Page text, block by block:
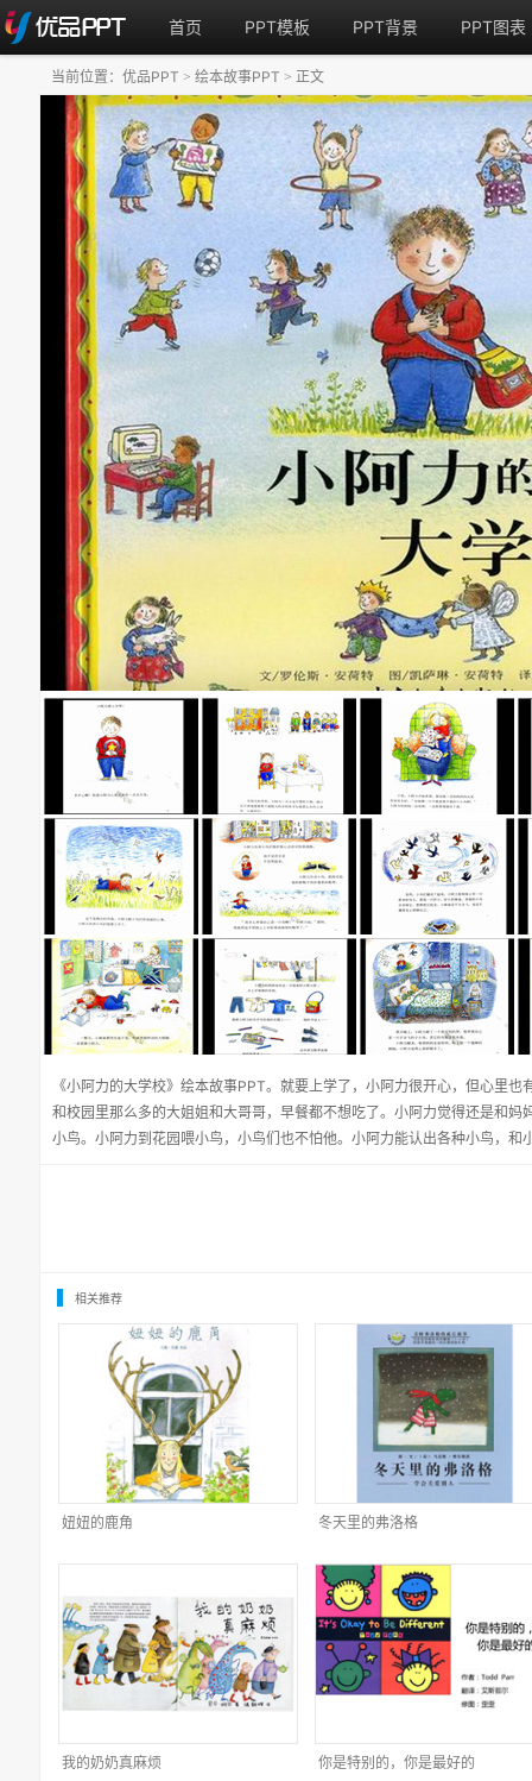
首页 PPT模板 PPT背景 PPT图表
《小阿力的大学校》绘本故事PPT。就要上学了，小阿力很开心，但心里
和校园里那么多的大姐姐和大哥哥，早餐都不想吃了。小阿力觉得还是和
小鸟。小阿力到花园喂小鸟，小鸟们也不怕他。小阿力能认出各种小鸟，和
当前位置： 优品PPT > 绘本故事PPT > 正文
相关推荐
妞妞的鹿角 冬天里的弗洛格
我的奶奶真麻烦 你是特别的，你是最好的